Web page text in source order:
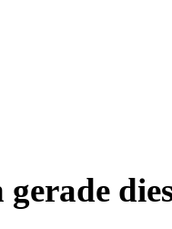
gerade